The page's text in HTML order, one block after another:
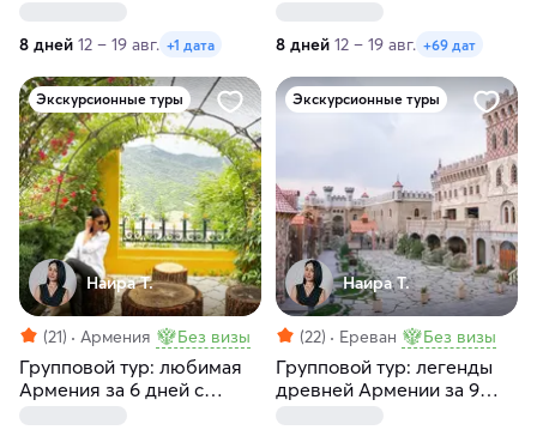
8 дней 12 – 19 авг. +1 дата 8 дней 12 – 19 авг. +69 дат
Экскурсионные туры
Наира Т.
(21) Армения Без визы
Групповой тур: любимая
Армения за 6 дней с
Экскурсионные туры
Наира Т.
(22) Ереван Без визы
Групповой тур: легенды
древней Армении за 9